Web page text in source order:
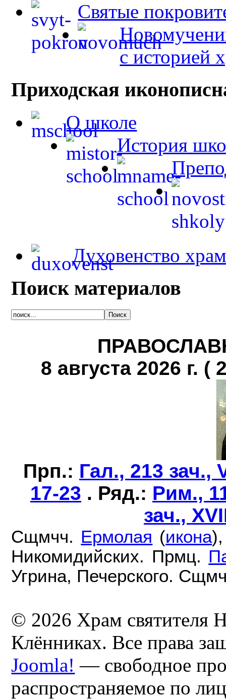
Святые
с историей
Приходская
О школе
История
Духовенство
Поиск материалов
8 августа 2026 г. (
Прп.: Гал., 213 зач.,
17-23 . Ряд.: Рим.,
зач.,
Сщмчч. Ермолая (икона
Никомидийских. Прмц.
Угрина, Печерского.
© 2026 Храм святителя
Клённиках. Все права
Joomla! — свободное
распространяемое по